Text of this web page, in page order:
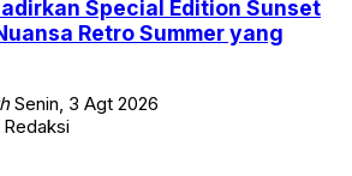
Special Edition Sunset
Retro Summer yang
Senin, 3 Agt 2026
Redaksi